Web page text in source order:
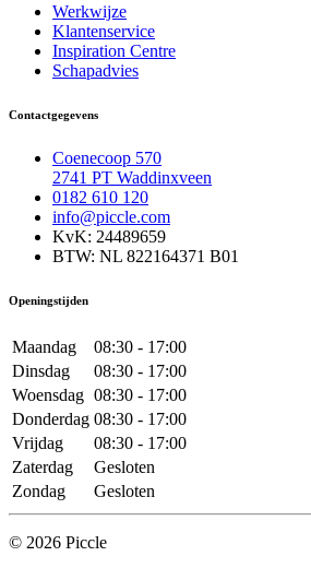
Werkwijze
Klantenservice
Inspiration Centre
Schapadvies
Contactgegevens
Coenecoop 570
2741 PT Waddinxveen
0182 610 120
info@piccle.com
KvK: 24489659
BTW: NL 822164371 B01
Openingstijden
Maandag
08:30 - 17:00
Dinsdag
08:30 - 17:00
Woensdag 08:30 - 17:00
Donderdag 08:30 - 17:00
Vrijdag
08:30 - 17:00
Zaterdag
Gesloten
Zondag
Gesloten
© 2026 Piccle